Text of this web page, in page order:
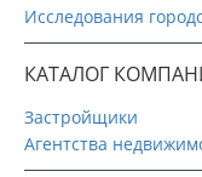
Исследования
КАТАЛОГ
Застройщики
Агентства